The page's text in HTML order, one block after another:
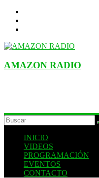
AMAZON RADIO
INICIO
VIDEOS
PROGRAMACIÓN
EVENTOS
CONTACTO